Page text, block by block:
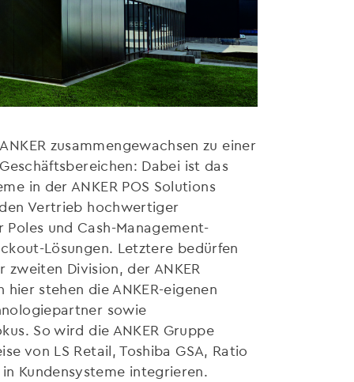
zusammengewachsen zu einer
Dabei ist das
in der ANKER POS Solutions
Vertrieb hochwertiger
und Cash-Management-
Lösungen. Letztere bedürfen
Division, der ANKER
stehen die ANKER-eigenen
sowie
So wird die ANKER Gruppe
von LS Retail, Toshiba GSA, Ratio
Kundensysteme integrieren.